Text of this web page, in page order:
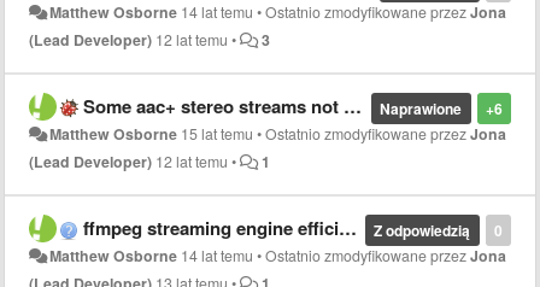
Matthew Osborne 14 lat temu •Ostatnio zmodyfikowane przezJona
(Lead Developer) 12 lat temu • 3
+6
Naprawione
Some aac+ stereo streams not decoding properly
Matthew Osborne 15 lat temu •Ostatnio zmodyfikowane przezJona
(Lead Developer) 12 lat temu • 1
0
Z odpowiedzią
ffmpeg streaming engine efficiency
Matthew Osborne 14 lat temu •Ostatnio zmodyfikowane przezJona